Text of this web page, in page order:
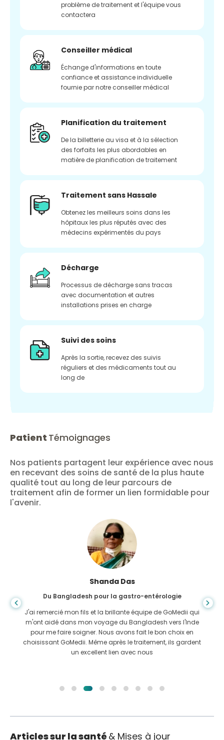
problème de traitement et l'équipe vous
contactera
Conseiller médical
Échange d'informations en toute
confiance et assistance individuelle
fournie par notre conseiller médical
Planification du traitement
De la billetterie au visa et à la sélection
des forfaits les plus abordables en
matière de planification de traitement
Traitement sans Hassale
Obtenez les meilleurs soins dans les
hôpitaux les plus réputés avec des
médecins expérimentés du pays
Décharge
Processus de décharge sans tracas
avec documentation et autres
installations prises en charge
Suivi des soins
Après la sortie, recevez des suivis
réguliers et des médicaments tout au
long de
Patient Témoignages
Nos patients partagent leur expérience avec nous
en recevant des soins de santé de la plus haute
qualité tout au long de leur parcours de
traitement afin de former un lien formidable pour
l'avenir.
Shanda Das
Du Bangladesh pour la gastro-entérologie
J'ai remercié mon fils et la brillante équipe de GoMedii qui
m'ont aidé dans mon voyage du Bangladesh vers l'Inde
pour me faire soigner. Nous avons fait le bon choix en
choisissant GoMedii. Même après le traitement, ils gardent
un excellent lien avec nous
Articles sur la santé & Mises à jour